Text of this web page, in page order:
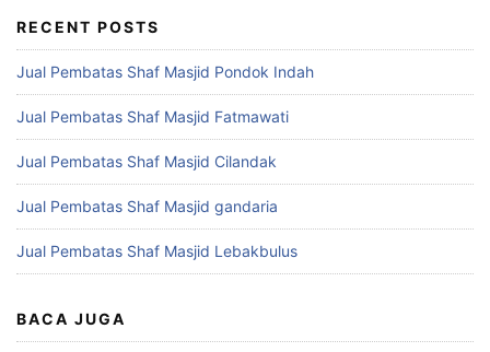
RECENT POSTS
Jual Pembatas Shaf Masjid Pondok Indah
Jual Pembatas Shaf Masjid Fatmawati
Jual Pembatas Shaf Masjid Cilandak
Jual Pembatas Shaf Masjid gandaria
Jual Pembatas Shaf Masjid Lebakbulus
BACA JUGA